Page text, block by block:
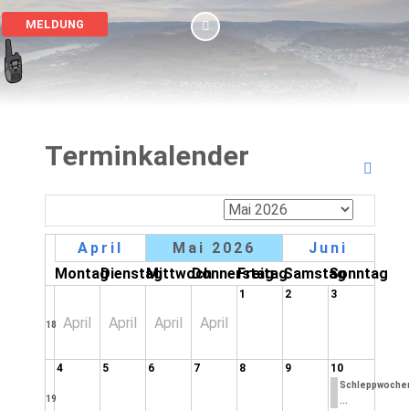
MELDUNG
Terminkalender
April Mai 2026
Juni
MontagDienstagMittwochDonnerstag
FreitagSamstagSonntag
18 April April April April
1 2 3
19
4 5 6 7 8 9 10
...